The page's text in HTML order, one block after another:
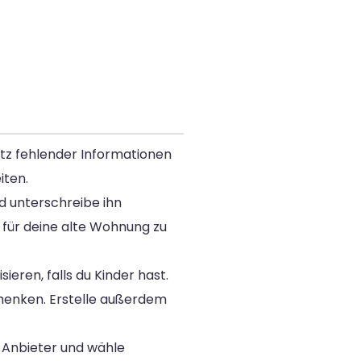
fehlender Informationen
unterschreibe ihn
deine alte Wohnung zu
falls du Kinder hast.
Erstelle außerdem
und wähle